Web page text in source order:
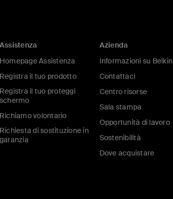
Assistenza
Homepage Assistenza
Registra il tuo prodotto
Registra il tuo proteggi
schermo
Richiamo volontario
Richiesta di sostituzione in
garanzia
Azienda
Informazioni su Belkin
Contattaci
Centro risorse
Sala stampa
Opportunità di lavoro
Sostenibilità
Dove acquistare